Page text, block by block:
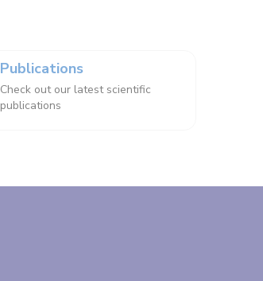
Publications
Check out our latest scientific
publications